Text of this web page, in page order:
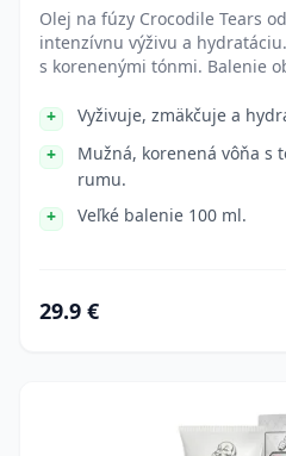
Olej na fúzy Crocodile Tears
intenzívnu výživu a
s korenenými tónmi. Balenie
Vyživuje, zmäkčuje a
Mužná, korenená vôňa s
rumu.
Veľké balenie 100 ml.
29.9 €